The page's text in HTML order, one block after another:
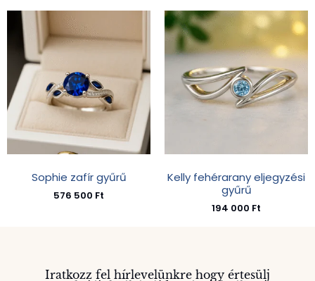
Sophie zafír gyűrű
576 500 Ft
Kelly fehérarany eljegyzési
gyűrű
194 000 Ft
Iratkozz fel hírlevelünkre hogy értesülj